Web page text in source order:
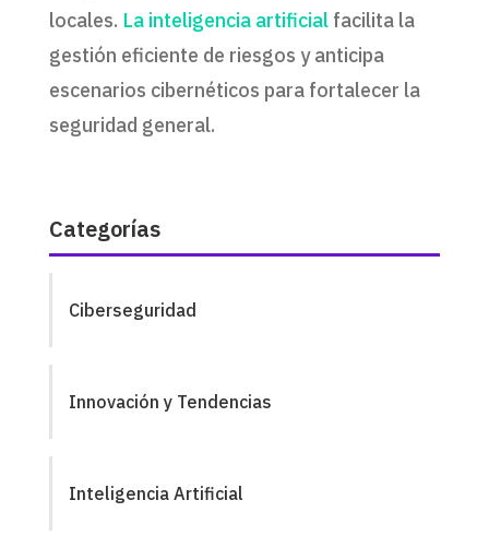
locales. La inteligencia artificialfacilita la
gestión eficiente de riesgos y anticipa
escenarios cibernéticos para fortalecer la
seguridad general.
Categorías
Ciberseguridad
Innovación y Tendencias
Inteligencia Artificial